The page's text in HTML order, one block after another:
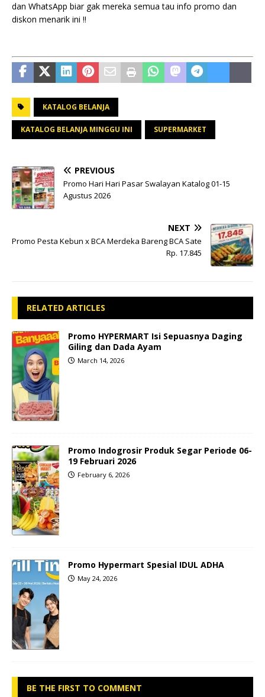
dan WhatsApp biar gak mereka semua tau info promo dan
diskon menarik ini !!
KATALOG BELANJA
KATALOG BELANJA MINGGU INI SUPERMARKET
PREVIOUS
Promo Hari Hari Pasar Swalayan Katalog 01-15
Agustus 2026
NEXT
Promo Pesta Kebun x BCA Merdeka Bareng BCA Sate
Rp. 17.845
RELATED ARTICLES
Promo HYPERMART Isi Sepuasnya Daging
Giling dan Dada Ayam
March 14, 2026
Promo Indogrosir Produk Segar Periode 06-
19 Februari 2026
February 6, 2026
Promo Hypermart Spesial IDUL ADHA
May 24, 2026
BE THE FIRST TO COMMENT